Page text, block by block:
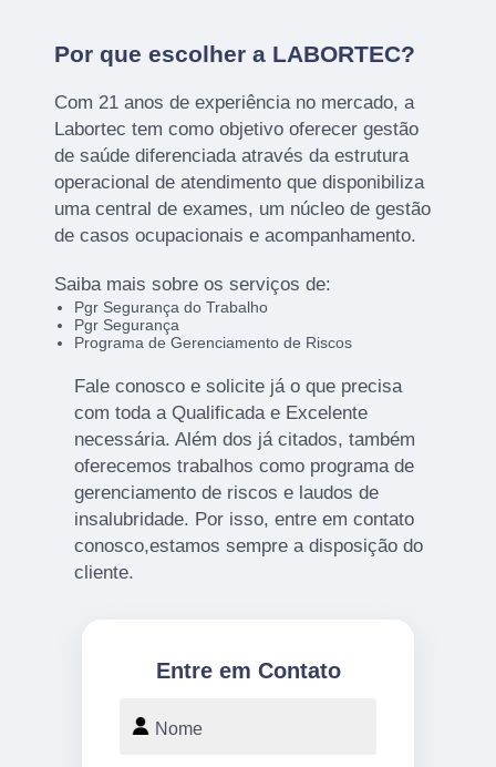
Por que escolher a LABORTEC?
Com 21 anos de experiência no mercado, a
Labortec tem como objetivo oferecer gestão
de saúde diferenciada através da estrutura
operacional de atendimento que disponibiliza
uma central de exames, um núcleo de gestão
de casos ocupacionais e acompanhamento.
Saiba mais sobre os serviços de:
Pgr Segurança do Trabalho
Pgr Segurança
Programa de Gerenciamento de Riscos
Fale conosco e solicite já o que precisa
com toda a Qualificada e Excelente
necessária. Além dos já citados, também
oferecemos trabalhos como programa de
gerenciamento de riscos e laudos de
insalubridade. Por isso, entre em contato
conosco,estamos sempre a disposição do
cliente.
Entre em Contato